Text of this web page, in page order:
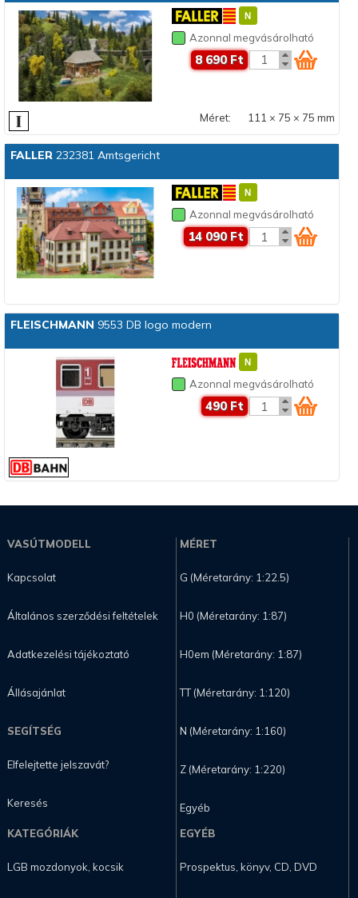
Azonnal megvásárolható
8 690 Ft
Méret: 111 × 75 × 75 mm
FALLER232381 Amtsgericht
Azonnal megvásárolható
14 090 Ft
FLEISCHMANN 9553 DB logo modern
Azonnal megvásárolható
490 Ft
VASÚTMODELL
Kapcsolat
Általános szerződési feltételek
Adatkezelési tájékoztató
Állásajánlat
SEGÍTSÉG
Elfelejtette jelszavát?
Keresés
MÉRET
G (Méretarány: 1:22.5)
H0 (Méretarány: 1:87)
H0em (Méretarány: 1:87)
TT (Méretarány: 1:120)
N (Méretarány: 1:160)
Z (Méretarány: 1:220)
Egyéb
KATEGÓRIÁK
LGB mozdonyok, kocsik
EGYÉB
Prospektus, könyv, CD, DVD